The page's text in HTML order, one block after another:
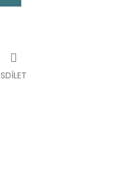
SDÍLET